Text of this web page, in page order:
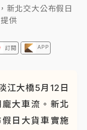
新北交大公布假日
供
訂閱 APP
江大橋5月12日
大車流。新北
日大貨車實施